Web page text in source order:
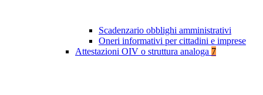
Scadenzario obblighi amministrativi
Oneri informativi per cittadini e imprese
Attestazioni OIV o struttura analoga 7